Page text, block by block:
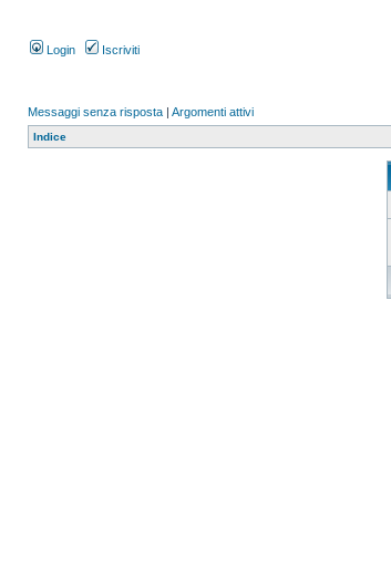
Login Iscriviti
Messaggi senza risposta | Argomenti attivi
Indice